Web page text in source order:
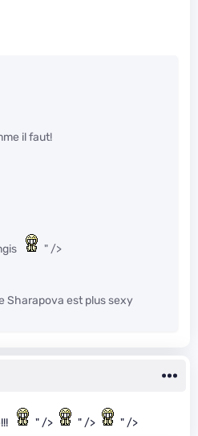
il faut!
" />
Sharapova est plus sexy
" /> " /> " />